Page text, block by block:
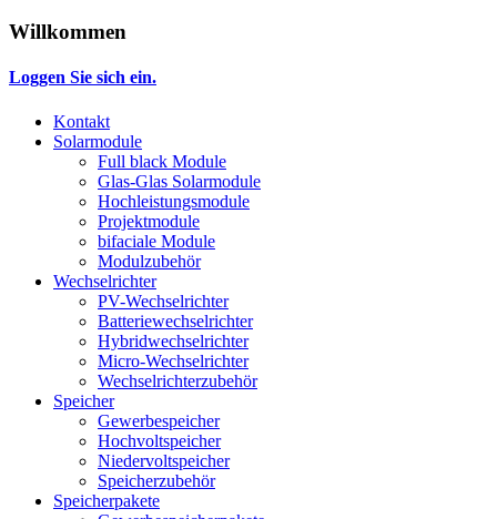
Willkommen
Loggen Sie sich ein.
Kontakt
Solarmodule
Full black Module
Glas-Glas Solarmodule
Hochleistungsmodule
Projektmodule
bifaciale Module
Modulzubehör
Wechselrichter
PV-Wechselrichter
Batteriewechselrichter
Hybridwechselrichter
Micro-Wechselrichter
Wechselrichterzubehör
Speicher
Gewerbespeicher
Hochvoltspeicher
Niedervoltspeicher
Speicherzubehör
Speicherpakete